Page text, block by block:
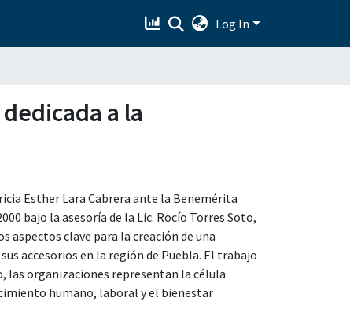
Log In
a la
Esther Lara Cabrera ante la Benemérita
bajo la asesoría de la Lic. Rocío Torres Soto,
aspectos clave para la creación de una
accesorios en la región de Puebla. El trabajo
organizaciones representan la célula
humano, laboral y el bienestar